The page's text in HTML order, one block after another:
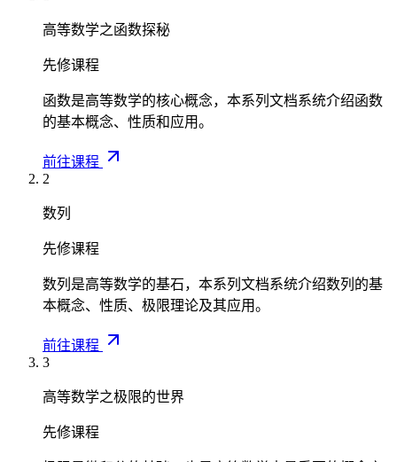
高等数学之函数探秘
先修课程
函数是高等数学的核心概念，本系列文档系统介绍函数
的基本概念、性质和应用。
前往课程
2
数列
先修课程
数列是高等数学的基石，本系列文档系统介绍数列的基
本概念、性质、极限理论及其应用。
前往课程
3
高等数学之极限的世界
先修课程